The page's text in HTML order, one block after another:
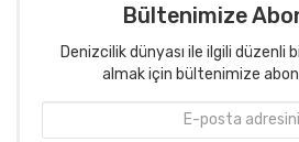
Bültenimize
Denizcilik dünyası ile ilgili düzenli
almak için bültenimize